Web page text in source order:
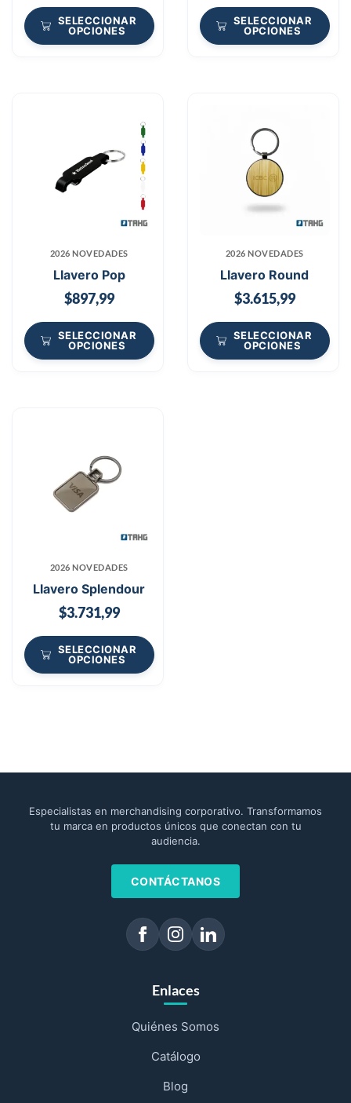
SELECCIONAR
OPCIONES
SELECCIONAR
OPCIONES
2026 NOVEDADES
Llavero Pop
$897,99
SELECCIONAR
OPCIONES
2026 NOVEDADES
Llavero Round
$3.615,99
SELECCIONAR
OPCIONES
2026 NOVEDADES
Llavero Splendour
$3.731,99
SELECCIONAR
OPCIONES
Especialistas en merchandising corporativo. Transformamos
tu marca en productos únicos que conectan con tu
audiencia.
CONTÁCTANOS
Enlaces
Quiénes Somos
Catálogo
Blog